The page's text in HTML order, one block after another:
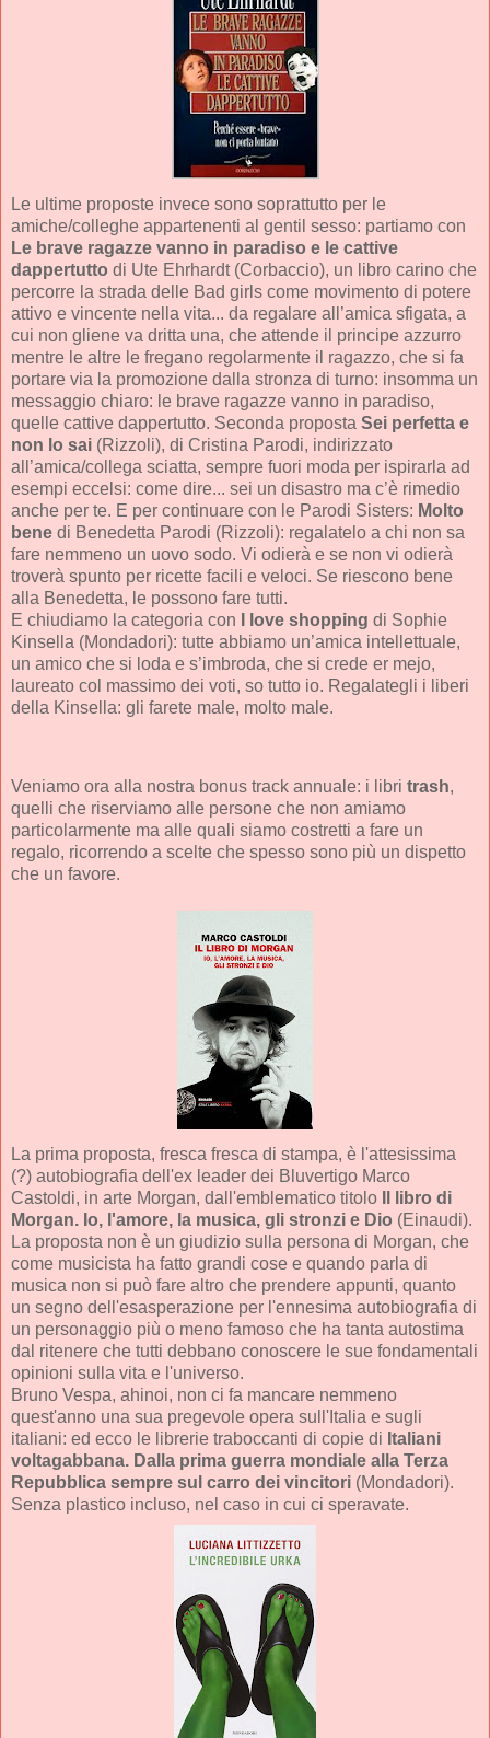
Le ultime proposte invece sono soprattutto per le
amiche/colleghe appartenenti al gentil sesso: partiamo con
Le brave ragazze vanno in paradiso e le cattive
dappertutto di Ute Ehrhardt (Corbaccio), un libro carino che
percorre la strada delle Bad girls come movimento di potere
attivo e vincente nella vita... da regalare all’amica sfigata, a
cui non gliene va dritta una, che attende il principe azzurro
mentre le altre le fregano regolarmente il ragazzo, che si fa
portare via la promozione dalla stronza di turno: insomma un
messaggio chiaro: le brave ragazze vanno in paradiso,
quelle cattive dappertutto. Seconda proposta Sei perfetta e
non lo sai (Rizzoli), di Cristina Parodi, indirizzato
all’amica/collega sciatta, sempre fuori moda per ispirarla ad
esempi eccelsi: come dire... sei un disastro ma c’è rimedio
anche per te. E per continuare con le Parodi Sisters: Molto
bene di Benedetta Parodi (Rizzoli): regalatelo a chi non sa
fare nemmeno un uovo sodo. Vi odierà e se non vi odierà
troverà spunto per ricette facili e veloci. Se riescono bene
alla Benedetta, le possono fare tutti.
E chiudiamo la categoria con
I love shopping di Sophie
Kinsella (Mondadori): tutte abbiamo un’amica intellettuale,
un amico che si loda e s’imbroda, che si crede er mejo,
laureato col massimo dei voti, so tutto io. Regalategli i liberi
della Kinsella: gli farete male, molto male.
Veniamo ora alla nostra bonus track annuale: i libri trash,
quelli che riserviamo alle persone che non amiamo
particolarmente ma alle quali siamo costretti a fare un
regalo, ricorrendo a scelte che spesso sono più un dispetto
che un favore.
La prima proposta, fresca fresca di stampa, è l'attesissima
(?) autobiografia dell'ex leader dei Bluvertigo Marco
Castoldi, in arte Morgan, dall'emblematico titolo
Il libro di
Morgan. Io, l'amore, la musica, gli stronzi e Dio (Einaudi).
La proposta non è un giudizio sulla persona di Morgan, che
come musicista ha fatto grandi cose e quando parla di
musica non si può fare altro che prendere appunti, quanto
un segno dell'esasperazione per l'ennesima autobiografia di
un personaggio più o meno famoso che ha tanta autostima
dal ritenere che tutti debbano conoscere le sue fondamentali
opinioni sulla vita e l'universo.
Bruno Vespa, ahinoi, non ci fa mancare nemmeno
quest'anno una sua pregevole opera sull'Italia e sugli
italiani: ed ecco le librerie traboccanti di copie di Italiani
voltagabbana. Dalla prima guerra mondiale alla Terza
Repubblica sempre sul carro dei vincitori (Mondadori).
Senza plastico incluso, nel caso in cui ci speravate.